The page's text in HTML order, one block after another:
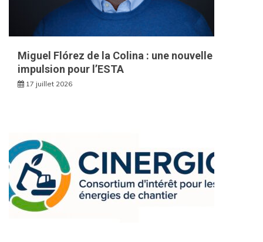
Miguel Flórez de la Colina : une nouvelle
impulsion pour l’ESTA
17 juillet 2026